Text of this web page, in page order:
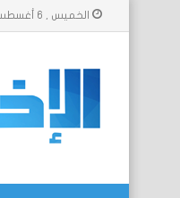
الخميس , 6 أغسطس 2026